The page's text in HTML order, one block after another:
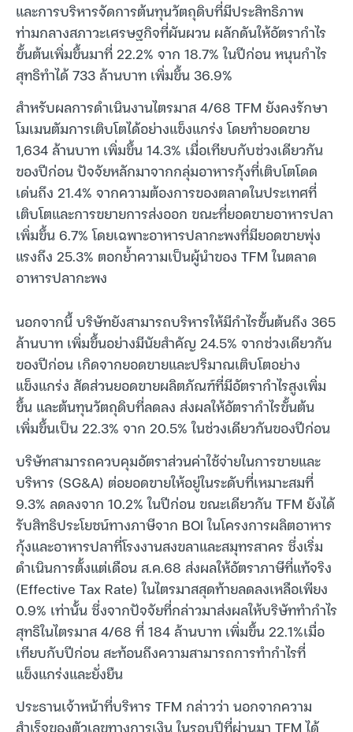
และการบริหารจัดการต้นทุนวัตถุดิบที่มีประสิทธิภาพ
ท่ามกลางสภาวะเศรษฐกิจที่ผันผวน ผลักดันให้อัตรากำไร
ขั้นต้นเพิ่มขึ้นมาที่ 22.2% จาก 18.7% ในปีก่อน หนุนกำไร
สุทธิทำได้ 733 ล้านบาท เพิ่มขึ้น 36.9%
สำหรับผลการดำเนินงานไตรมาส 4/68 TFM ยังคงรักษา
โมเมนตัมการเติบโตได้อย่างแข็งแกร่ง โดยทำยอดขาย
1,634 ล้านบาท เพิ่มขึ้น 14.3% เมื่อเทียบกับช่วงเดียวกัน
ของปีก่อน ปัจจัยหลักมาจากกลุ่มอาหารกุ้งที่เติบโตโดด
เด่นถึง 21.4% จากความต้องการของตลาดในประเทศที่
เติบโตและการขยายการส่งออก ขณะที่ยอดขายอาหารปลา
เพิ่มขึ้น 6.7% โดยเฉพาะอาหารปลากะพงที่มียอดขายพุ่ง
แรงถึง 25.3% ตอกย้ำความเป็นผู้นำของ TFM ในตลาด
อาหารปลากะพง
นอกจากนี้ บริษัทยังสามารถบริหารให้มีกำไรขั้นต้นถึง 365
ล้านบาท เพิ่มขึ้นอย่างมีนัยสำคัญ 24.5% จากช่วงเดียวกัน
ของปีก่อน เกิดจากยอดขายและปริมาณเติบโตอย่าง
แข็งแกร่ง สัดส่วนยอดขายผลิตภัณฑ์ที่มีอัตรากำไรสูงเพิ่ม
ขึ้น และต้นทุนวัตถุดิบที่ลดลง ส่งผลให้อัตรากำไรขั้นต้น
เพิ่มขึ้นเป็น 22.3% จาก 20.5% ในช่วงเดียวกันของปีก่อน
บริษัทสามารถควบคุมอัตราส่วนค่าใช้จ่ายในการขายและ
บริหาร (SG&A) ต่อยอดขายให้อยู่ในระดับที่เหมาะสมที่
9.3% ลดลงจาก 10.2% ในปีก่อน ขณะเดียวกัน TFM ยังได้
รับสิทธิประโยชน์ทางภาษีจาก BOI ในโครงการผลิตอาหาร
กุ้งและอาหารปลาที่โรงงานสงขลาและสมุทรสาคร ซึ่งเริ่ม
ดำเนินการตั้งแต่เดือน ส.ค.68 ส่งผลให้อัตราภาษีที่แท้จริง
(Effective Tax Rate) ในไตรมาสสุดท้ายลดลงเหลือเพียง
0.9% เท่านั้น ซึ่งจากปัจจัยที่กล่าวมาส่งผลให้บริษัททำกำไร
สุทธิในไตรมาส 4/68 ที่ 184 ล้านบาท เพิ่มขึ้น 22.1%เมื่อ
เทียบกับปีก่อน สะท้อนถึงความสามารถการทำกำไรที่
แข็งแกร่งและยั่งยืน
ประธานเจ้าหน้าที่บริหาร TFM กล่าวว่า นอกจากความ
สำเร็จของตัวเลขทางการเงิน ในรอบปีที่ผ่านมา TFM ได้